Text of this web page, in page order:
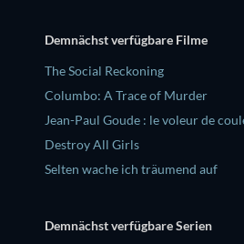
Demnächst verfügbare Filme
The Social Reckoning
Columbo: A Trace of Murder
Jean-Paul Goude : le voleur de
Destroy All Girls
Selten wache ich träumend auf
Demnächst verfügbare Serien